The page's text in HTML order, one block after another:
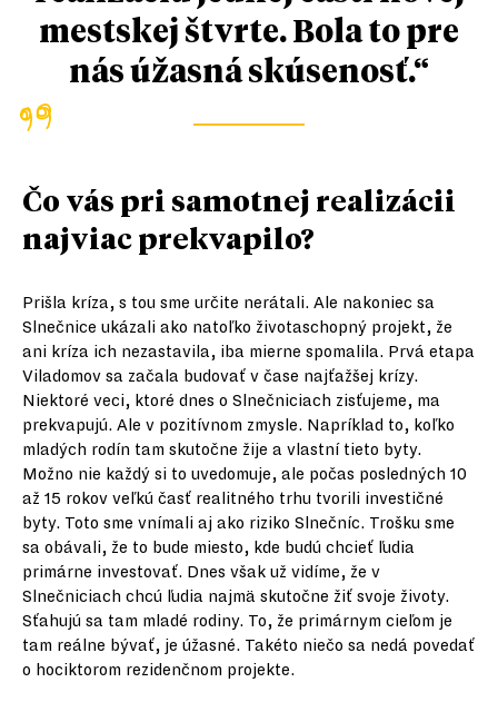
mestskej štvrte. Bola to pre
nás úžasná skúsenosť.“
Čo vás pri samotnej realizácii
najviac prekvapilo?
Prišla kríza, s tou sme určite nerátali. Ale nakoniec sa
Slnečnice ukázali ako natoľko životaschopný projekt, že
ani kríza ich nezastavila, iba mierne spomalila. Prvá etapa
Viladomov sa začala budovať v čase najťažšej krízy.
Niektoré veci, ktoré dnes o Slnečniciach zisťujeme, ma
prekvapujú. Ale v pozitívnom zmysle. Napríklad to, koľko
mladých rodín tam skutočne žije a vlastní tieto byty.
Možno nie každý si to uvedomuje, ale počas posledných 10
až 15 rokov veľkú časť realitného trhu tvorili investičné
byty. Toto sme vnímali aj ako riziko Slnečníc. Trošku sme
sa obávali, že to bude miesto, kde budú chcieť ľudia
primárne investovať. Dnes však už vidíme, že v
Slnečniciach chcú ľudia najmä skutočne žiť svoje životy.
Sťahujú sa tam mladé rodiny. To, že primárnym cieľom je
tam reálne bývať, je úžasné. Takéto niečo sa nedá povedať
o hociktorom rezidenčnom projekte.